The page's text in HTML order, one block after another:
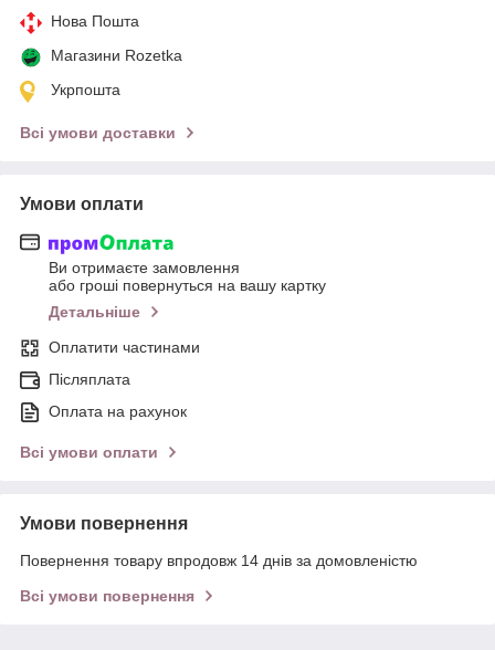
Нова Пошта
Магазини Rozetka
Укрпошта
Всі умови доставки
Умови оплати
Ви отримаєте замовлення
або гроші повернуться на вашу картку
Детальніше
Оплатити частинами
Післяплата
Оплата на рахунок
Всі умови оплати
Умови повернення
Повернення товару впродовж 14 днів за домовленістю
Всі умови повернення